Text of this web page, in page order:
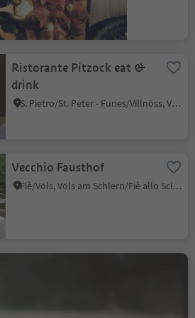
Ristorante Pitzock eat &
drink
S. Pietro/St. Peter - Funes/Villnöss, Villnöss/Funes, Dolomites Region Lüsen Villnöss
Vecchio Fausthof
Fiè/Völs, Völs am Schlern/Fiè allo Sciliar, Dolomites Region Seiser Alm